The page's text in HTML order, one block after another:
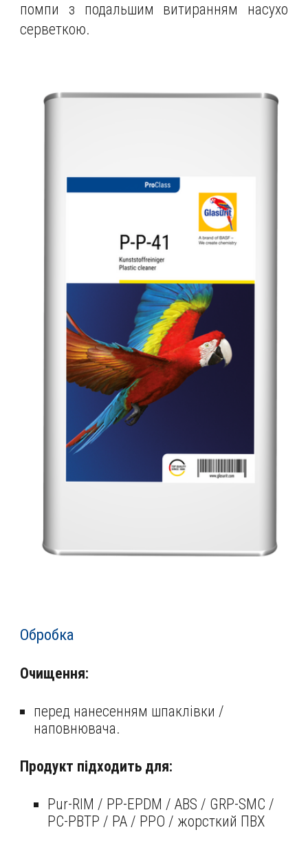
помпи з подальшим витиранням насухо
серветкою.
Обробка
Очищення:
перед нанесенням шпаклівки /
наповнювача.
Продукт підходить для:
Pur-RIM / PP-EPDM / ABS / GRP-SMC /
PC-PBTP / PA / PPO / жорсткий ПВХ